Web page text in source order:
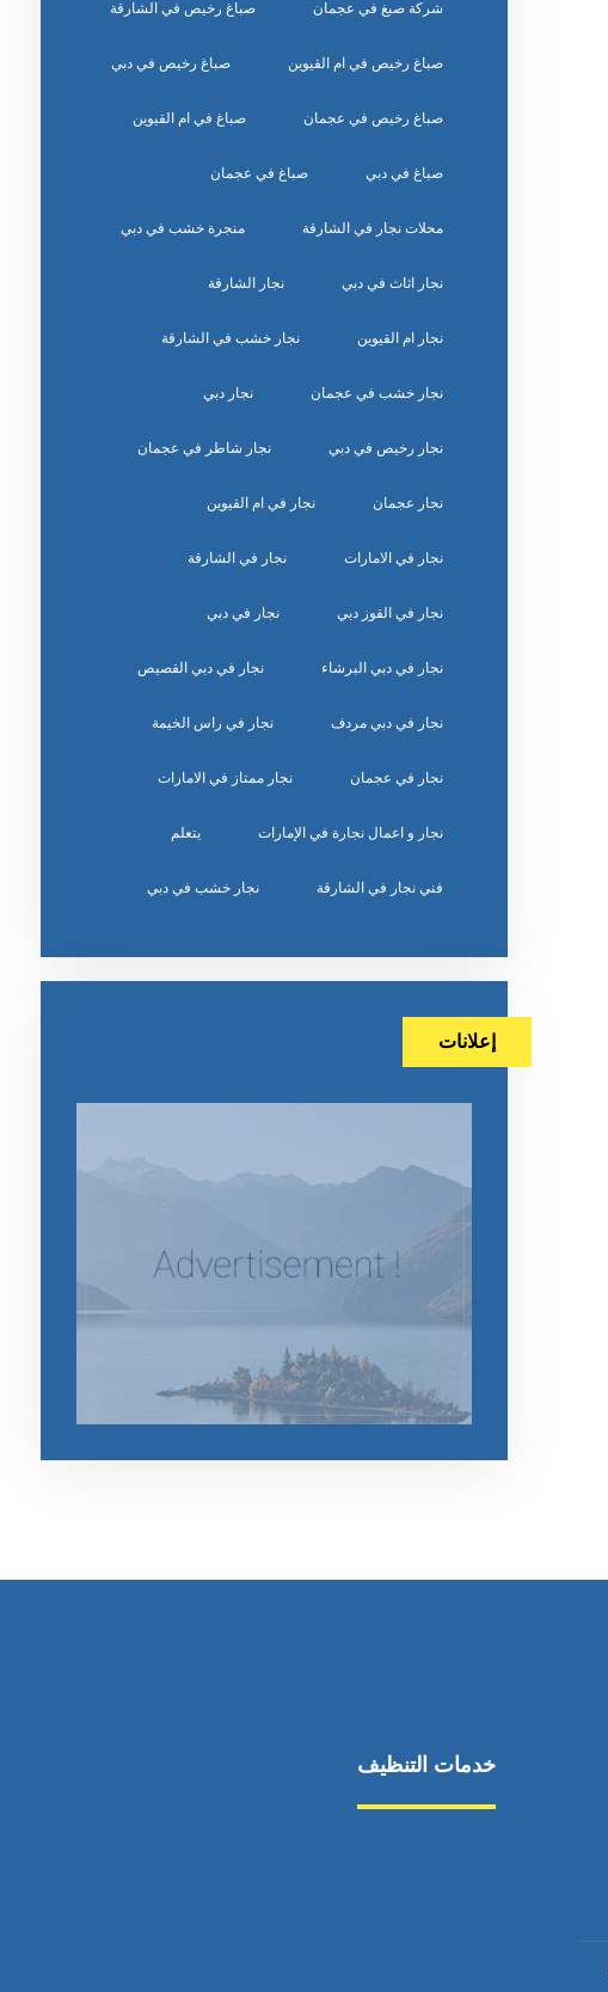
شركة صبغ في عجمان صباغ رخيص في الشارقة
صباغ رخيص في ام القيوين صباغ رخيص في دبي
صباغ رخيص في عجمان صباغ في ام القيوين
صباغ في دبي صباغ في عجمان
محلات نجار في الشارقة منجرة خشب في دبي
نجار اثاث في دبي نجار الشارقة
نجار ام القيوين نجار خشب في الشارقة
نجار خشب في عجمان نجار دبي
نجار رخيص في دبي نجار شاطر في عجمان
نجار عجمان نجار في ام القيوين
نجار في الامارات نجار في الشارقة
نجار في القوز دبي نجار في دبي
نجار في دبي البرشاء نجار في دبي القصيص
نجار في دبي مردف نجار في راس الخيمة
نجار في عجمان نجار ممتاز في الامارات
نجار و اعمال نجارة في الإمارات يتعلم
‏نجار خشب في دبي
إعلانات
خدمات التنظيف